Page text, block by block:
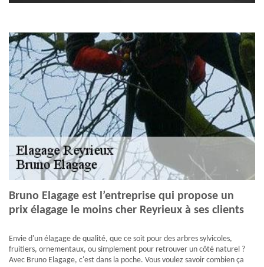
Bruno Elagage est l’entreprise qui propose un
prix élagage le moins cher Reyrieux à ses clients
Envie d'un élagage de qualité, que ce soit pour des arbres sylvicoles,
fruitiers, ornementaux, ou simplement pour retrouver un côté naturel ?
Avec Bruno Elagage, c'est dans la poche. Vous voulez savoir combien ça